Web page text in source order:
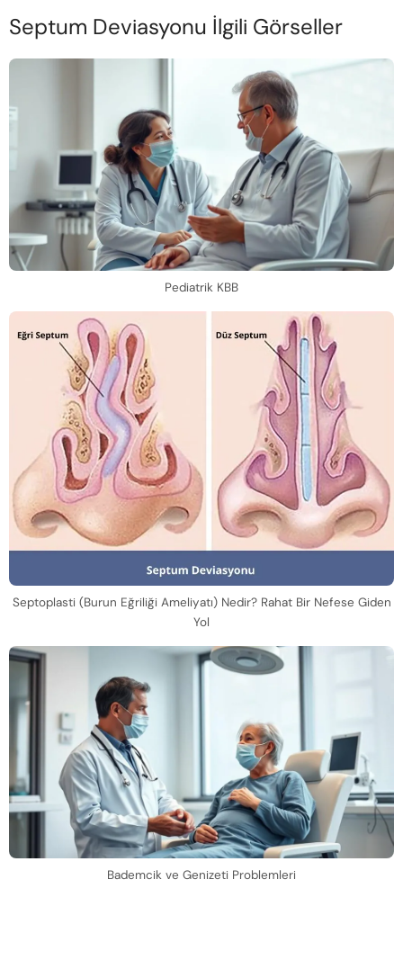
Septum Deviasyonu İlgili Görseller
Pediatrik KBB
Septoplasti (Burun Eğriliği Ameliyatı) Nedir? Rahat Bir Nefese Giden
Yol
Bademcik ve Genizeti Problemleri